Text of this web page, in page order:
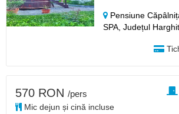
Pensiune
SPA, Județul
570 RON /pers
Mic dejun și cină incluse